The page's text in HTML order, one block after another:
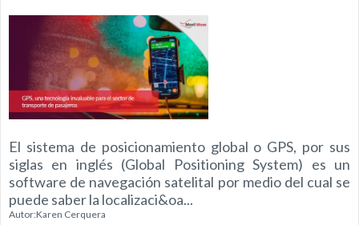
El sistema de posicionamiento global o GPS, por sus
siglas en inglés (Global Positioning System) es un
software de navegación satelital por medio del cual se
puede saber la localizaci&oa...
Autor:Karen Cerquera